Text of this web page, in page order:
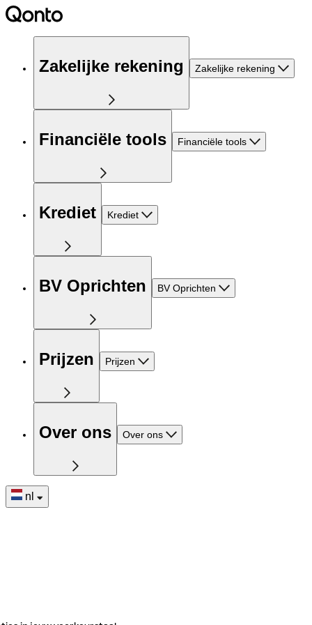
Zakelijke rekening Zakelijke rekening
Financiële tools Financiële tools
Krediet Krediet
BV Oprichten BV Oprichten
Prijzen Prijzen
Over ons Over ons
nl